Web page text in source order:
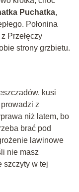
Puchatka,
Połonina
Przełęczy
strony grzbietu.
kusi
z
niż latem, bo
brać pod
lawinowe
nie masz
szczyty w tej